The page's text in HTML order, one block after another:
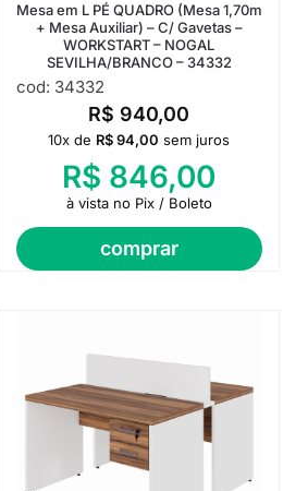
Mesa em L PÉ QUADRO (Mesa 1,70m
+ Mesa Auxiliar) – C/ Gavetas –
WORKSTART – NOGAL
SEVILHA/BRANCO – 34332
cod: 34332
R$ 940,00
comprar
10x de R$94,00 sem juros
R$ 846,00
à vista no Pix / Boleto